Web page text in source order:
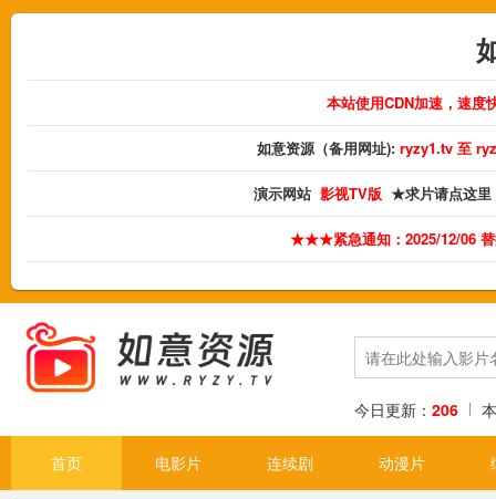
本站使用CDN加速，速度
如意资源（备用网址):ryzy1.tv 至
演示网站 影视TV版 ★求片请点这
★★★紧急通知：2025/12/06 替
今日更新： 206
首页 电影片 连续剧 动漫片